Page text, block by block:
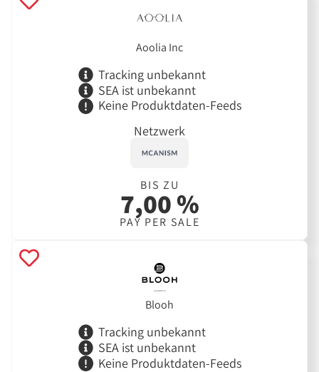
Aoolia Inc
Tracking unbekannt
SEA ist unbekannt
Keine Produktdaten-Feeds
Netzwerk
BIS ZU
7,00 %
PAY PER SALE
Blooh
Tracking unbekannt
SEA ist unbekannt
Keine Produktdaten-Feeds